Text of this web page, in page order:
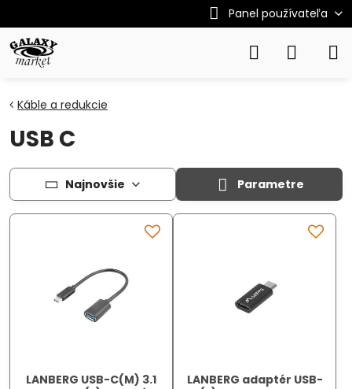
Panel používateľa
Káble a redukcie
USB C
Najnovšie Parametre
LANBERG USB-C(M) 3.1
LANBERG adaptér USB-